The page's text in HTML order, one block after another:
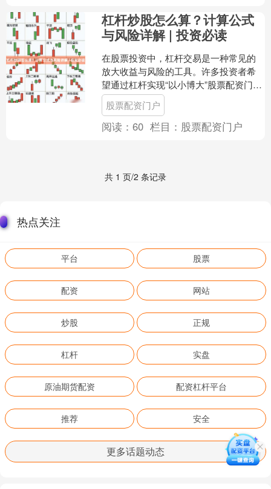
杠杆炒股怎么算？计算公式
与风险详解 | 投资必读
在股票投资中，杠杆交易是一种常见的
放大收益与风险的工具。许多投资者希
望通过杠杆实现“以小博大”股票配资门
户，但若不了解其计算方式和潜在风
险，很容易陷入巨大亏损。....
股票配资门户
阅读：60 栏目： 股票配资门户
共 1 页/2 条记录
热点关注
平台 股票
配资 网站
炒股 正规
杠杆 实盘
原油期货配资 配资杠杆平台
推荐 安全
更多话题动态